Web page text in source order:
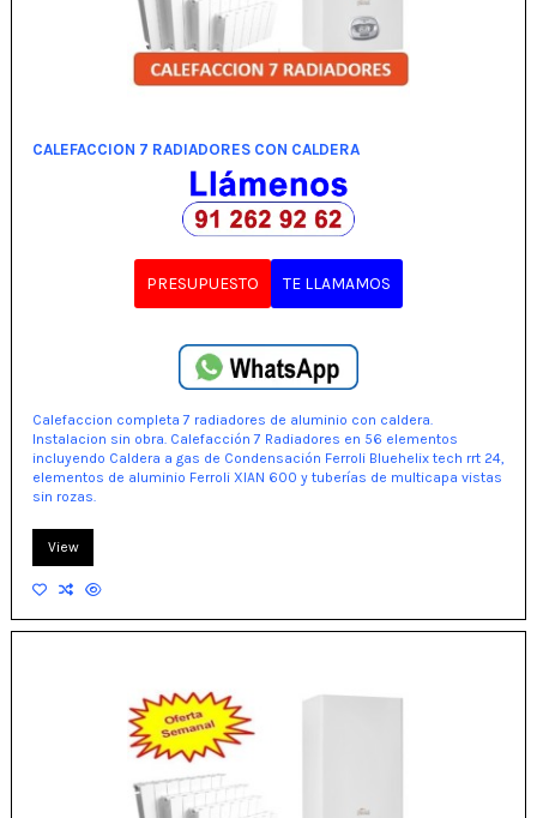
CALEFACCION 7 RADIADORES CON CALDERA
PRESUPUESTO TE LLAMAMOS
Calefaccion completa 7 radiadores de aluminio con caldera.
Instalacion sin obra. Calefacción 7 Radiadores en 56 elementos
incluyendo Caldera a gas de Condensación Ferroli Bluehelix tech rrt 24,
elementos de aluminio Ferroli XIAN 600 y tuberías de multicapa vistas
sin rozas.
View